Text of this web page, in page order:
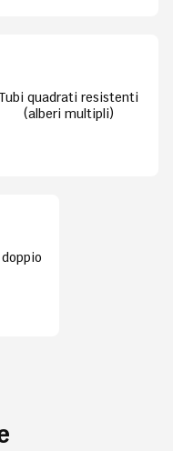
quadrati resistenti
(alberi multipli)